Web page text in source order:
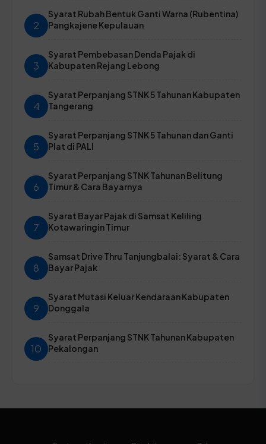
2
Syarat Rubah Bentuk Ganti Warna (Rubentina)
Pangkajene Kepulauan
3
Syarat Pembebasan Denda Pajak di
Kabupaten Rejang Lebong
4
Syarat Perpanjang STNK 5 Tahunan Kabupaten
Tangerang
5
Syarat Perpanjang STNK 5 Tahunan dan Ganti
Plat di PALI
6
Syarat Perpanjang STNK Tahunan Belitung
Timur & Cara Bayarnya
7
Syarat Bayar Pajak di Samsat Keliling
Kotawaringin Timur
8
Samsat Drive Thru Tanjungbalai: Syarat & Cara
Bayar Pajak
9
Syarat Mutasi Keluar Kendaraan Kabupaten
Donggala
10
Syarat Perpanjang STNK Tahunan Kabupaten
Pekalongan